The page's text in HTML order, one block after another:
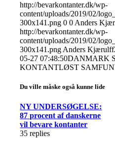
http://bevarkontanter.dk/wp-
content/uploads/2019/02/
300x141.png 0 0 Anders
http://bevarkontanter.dk/wp-
content/uploads/2019/02/
300x141.png Anders Kjærulff
05-27 07:48:50DANMARK
KONTANTLØST
Du ville måske også kunne lide
NY UNDERSØGELSE:
87 procent af danskerne
vil bevare kontanter
35 replies